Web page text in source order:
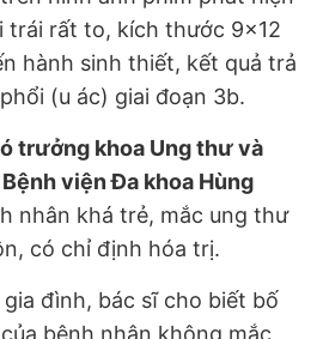
trái rất to, kích thước 9x12
hành sinh thiết, kết quả trả
(u ác) giai đoạn 3b.
trưởng khoa Ung thư và
viện Đa khoa Hùng
nhân khá trẻ, mắc ung thư
có chỉ định hóa trị.
đình, bác sĩ cho biết bố
bệnh nhân không mắc